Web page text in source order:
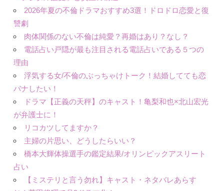
2026年夏の不倫ドラマおすすめ3選！ドロドロ恋愛と復
讐劇
肉体関係のない不倫は純愛？再婚はあり？なし？
電話占い戸隠が最も注目される電話占いである５つの
理由
浮気する女/不倫のぶっちゃけトーク！結婚してても恋
バナしたい！
ドラマ【正義の天秤】のキャスト！亀梨和也×北山宏光
が弁護士に！
リコカツしてますか？
主婦の片思い、どうしたらいい？
橋本大輝体操選手の鑑定結果/オリンピックアスリート
占い
【ミステリと言う勿れ】キャスト・ネタバレあらす